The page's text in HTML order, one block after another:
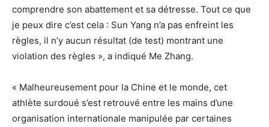
comprendre son abattement et sa détresse. Tout ce que
je peux dire c’est cela : Sun Yang n’a pas enfreint les
règles, il n’y aucun résultat (de test) montrant une
violation des règles », a indiqué Me Zhang.
« Malheureusement pour la Chine et le monde, cet
athlète surdoué s’est retrouvé entre les mains d’une
organisation internationale manipulée par certaines